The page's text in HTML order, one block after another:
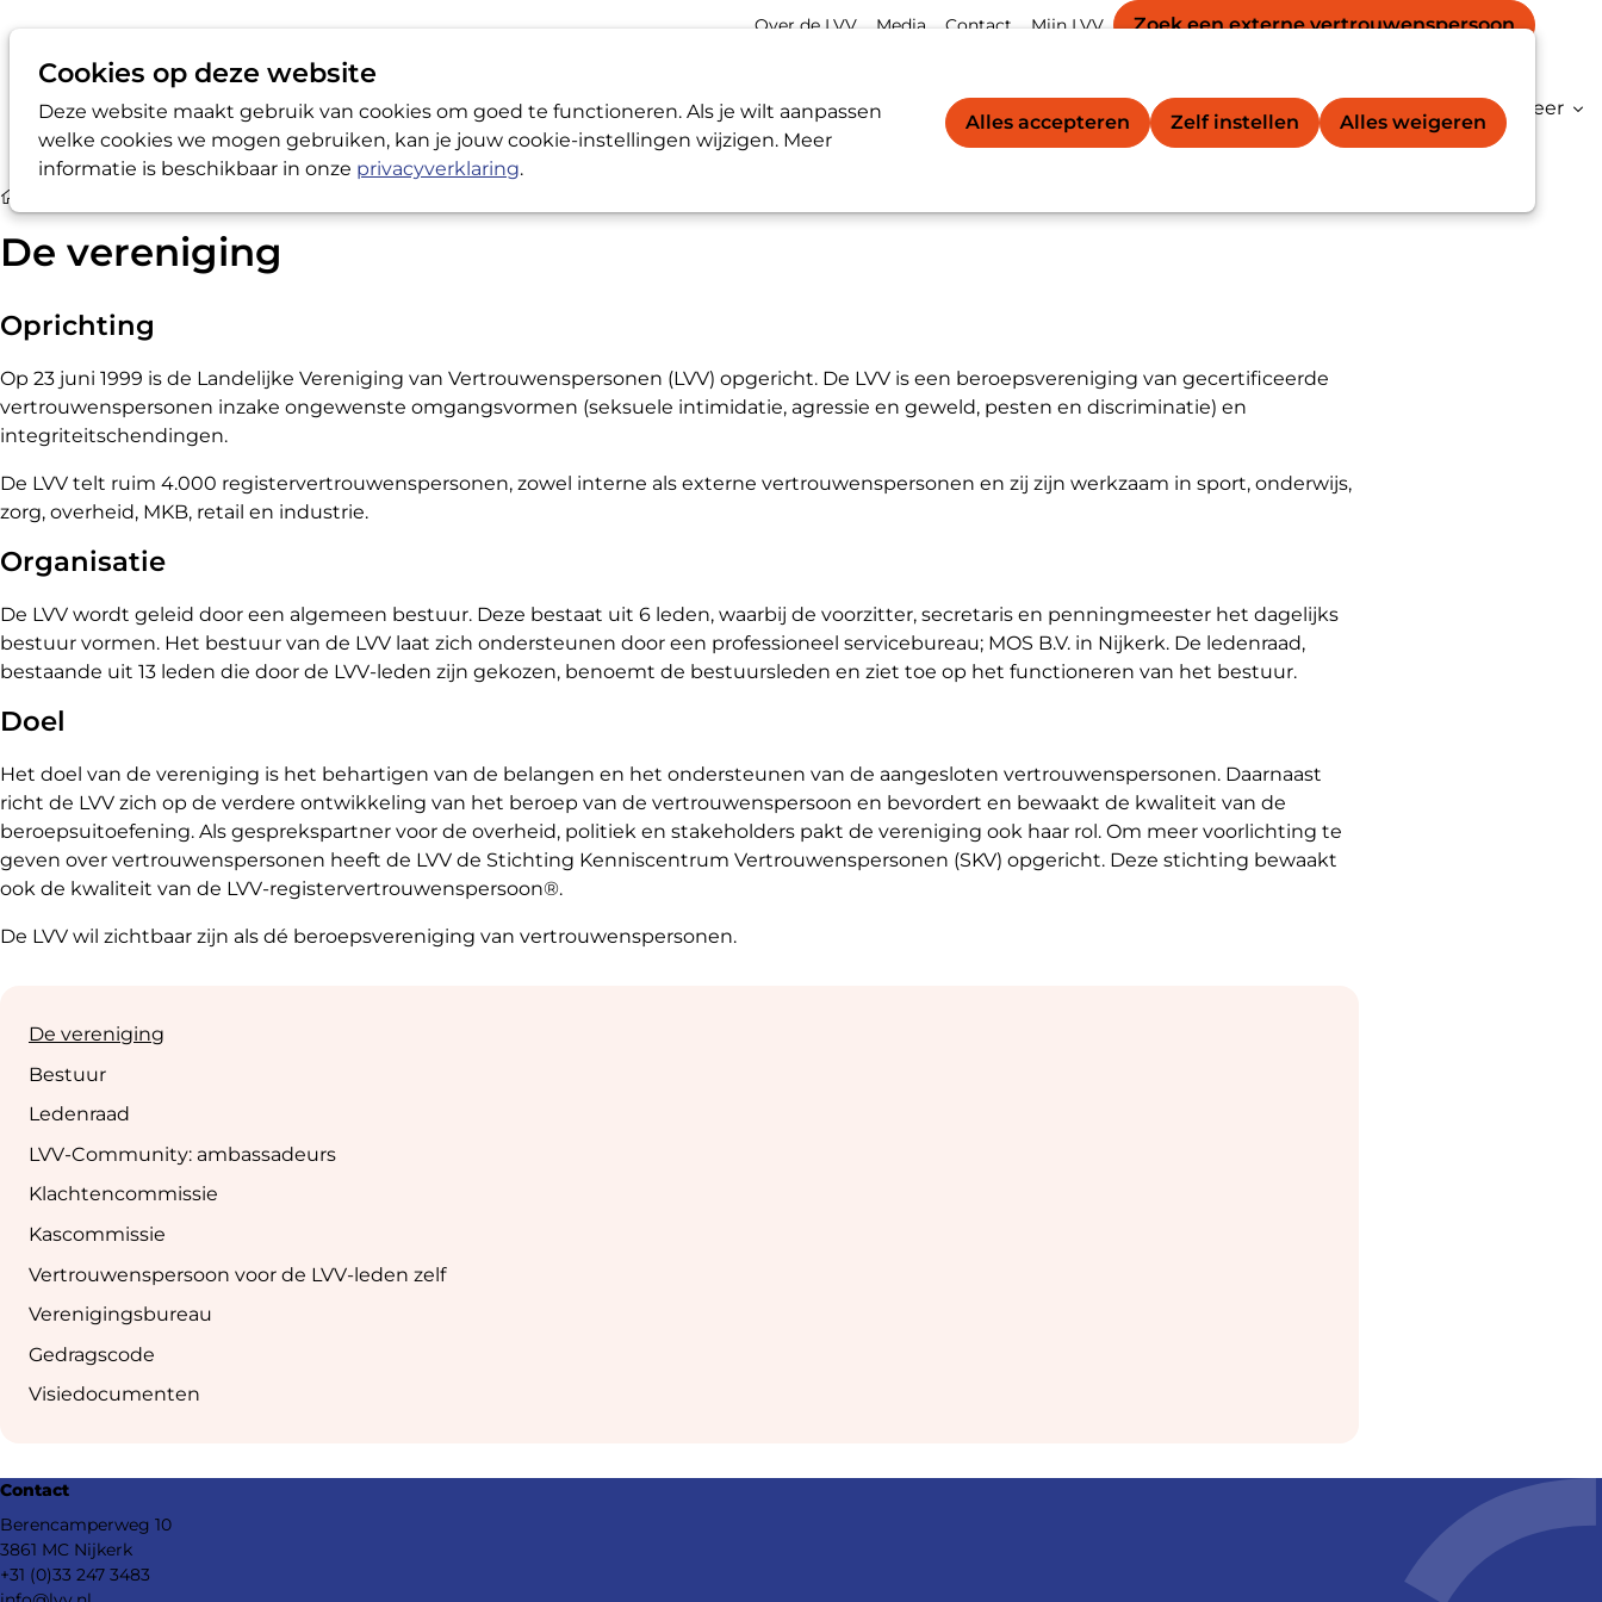
Cookies op deze website
Deze website maakt gebruik van cookies om goed te functioneren. Als je wilt aanpassen
welke cookies we mogen gebruiken, kan je jouw cookie-instellingen wijzigen. Meer
informatie is beschikbaar in onze privacyverklaring.
Alles accepteren Zelf instellen Alles weigeren
Werkgevers / Werknemers LVV-registervertrouwenspersoon® Kenniscentrum Meer
Meta
Over de LVV Media Contact
Account
Mijn LVV
Secondary
Zoek een externe vertrouwens­persoon
De vereniging
Oprichting
Op 23 juni 1999 is de Landelijke Vereniging van Vertrouwenspersonen (LVV) opgericht. De LVV is een beroepsvereniging van gecertificeerde
vertrouwenspersonen inzake ongewenste omgangsvormen (seksuele intimidatie, agressie en geweld, pesten en discriminatie) en
integriteitschendingen.
De LVV telt ruim 4.000 registervertrouwenspersonen, zowel interne als externe vertrouwenspersonen en zij zijn werkzaam in sport, onderwijs,
zorg, overheid, MKB, retail en industrie.
Organisatie
De LVV wordt geleid door een algemeen bestuur. Deze bestaat uit 6 leden, waarbij de voorzitter, secretaris en penningmeester het dagelijks
bestuur vormen. Het bestuur van de LVV laat zich ondersteunen door een professioneel servicebureau; MOS B.V. in Nijkerk. De ledenraad,
bestaande uit 13 leden die door de LVV-leden zijn gekozen, benoemt de bestuursleden en ziet toe op het functioneren van het bestuur.
Doel
Het doel van de vereniging is het behartigen van de belangen en het ondersteunen van de aangesloten vertrouwenspersonen. Daarnaast
richt de LVV zich op de verdere ontwikkeling van het beroep van de vertrouwenspersoon en bevordert en bewaakt de kwaliteit van de
beroepsuitoefening. Als gesprekspartner voor de overheid, politiek en stakeholders pakt de vereniging ook haar rol. Om meer voorlichting te
geven over vertrouwenspersonen heeft de LVV de Stichting Kenniscentrum Vertrouwenspersonen (SKV) opgericht. Deze stichting bewaakt
ook de kwaliteit van de LVV-registervertrouwenspersoon®.
De LVV wil zichtbaar zijn als dé beroepsvereniging van vertrouwenspersonen.
navigation
De vereniging
Bestuur
Ledenraad
LVV-Community: ambassadeurs
Klachtencommissie
Kascommissie
Vertrouwenspersoon voor de LVV-leden zelf
Verenigingsbureau
Gedragscode
Visiedocumenten
Contact
Berencamperweg 10
3861 MC Nijkerk
+31 (0)33 247 3483